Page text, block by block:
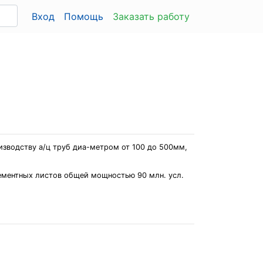
Вход Помощь Заказать работу
а/ц труб диа-метром от 100 до 500мм,
листов общей мощностью 90 млн. усл.